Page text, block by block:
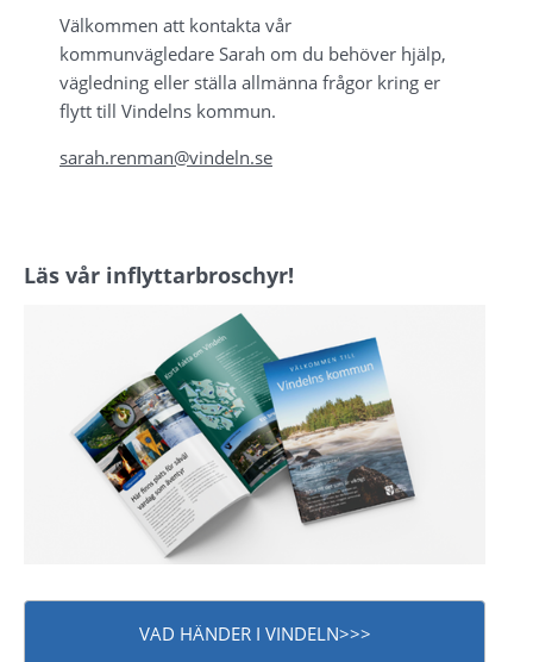
Välkommen att kontakta vår
kommunvägledare Sarah om du behöver hjälp,
vägledning eller ställa allmänna frågor kring er
flytt till Vindelns kommun.
sarah.renman@vindeln.se
Läs vår inflyttarbroschyr!
VAD HÄNDER I VINDELN>>>